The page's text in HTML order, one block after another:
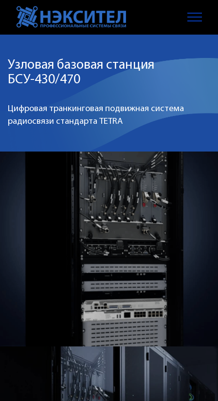
Узловая базовая станция
БСУ-430/470
Цифровая транкинговая подвижная система
радиосвязи стандарта TETRA